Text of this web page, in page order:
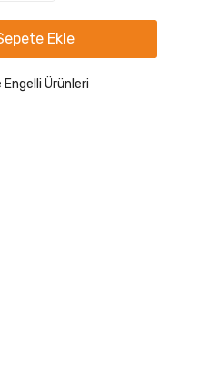
Ekle
Engelli Ürünleri